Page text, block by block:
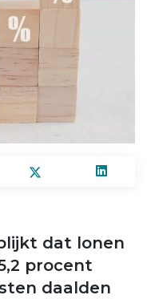
dat lonen
procent
daalden